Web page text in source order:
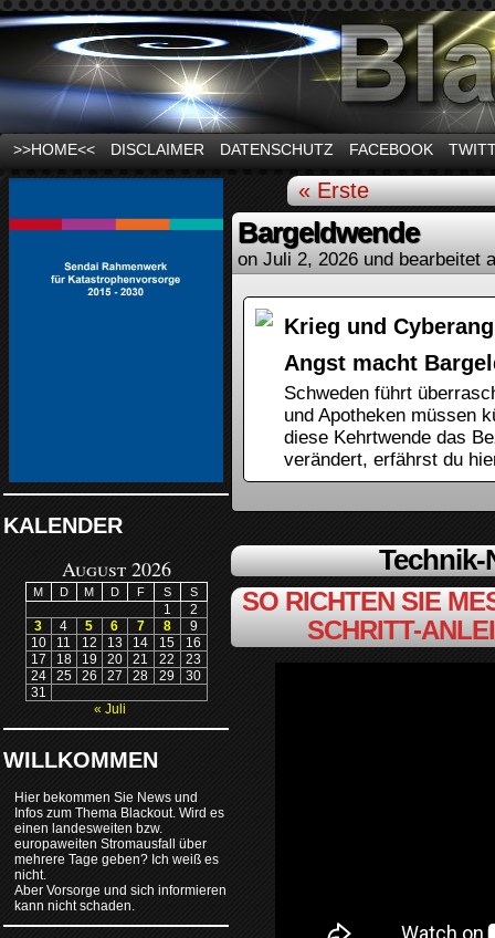
News und Infos zum Thema Stromausfall
>>HOME<< DISCLAIMER DATENSCHUTZ FACEBOOK
KALENDER
August 2026
M D M D F S S
1
2
3
4 5 6 7 8
9
10
11 12 13 14 15
16
17
18 19 20 21 22
23
24
25 26 27 28 29
30
31
« Juli
WILLKOMMEN
Hier bekommen Sie News und
Infos zum Thema Blackout. Wird es
einen landesweiten bzw.
europaweiten Stromausfall über
mehrere Tage geben? Ich weiß es
nicht.
Aber Vorsorge und sich informieren
kann nicht schaden.
« Erste
Bargeldwende
on Juli 2, 2026 und bearbeitet
Krieg und
Angst macht
Schweden führt
und Apotheken müssen
diese Kehrtwende das
verändert, erfährst du
SO RICHTEN SIE
SCHRITT-